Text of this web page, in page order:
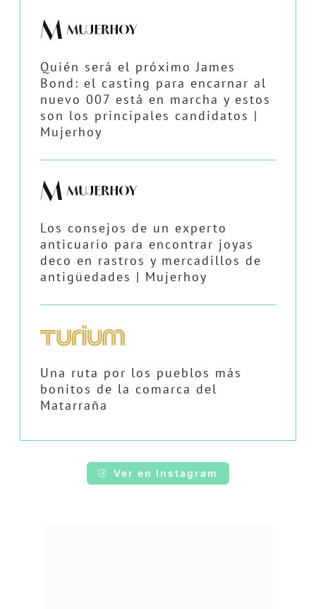
Quién será el próximo James
Bond: el casting para encarnar al
nuevo 007 está en marcha y estos
son los principales candidatos |
Mujerhoy
Los consejos de un experto
anticuario para encontrar joyas
deco en rastros y mercadillos de
antigüedades | Mujerhoy
Una ruta por los pueblos más
bonitos de la comarca del
Matarraña
Ver en Instagram